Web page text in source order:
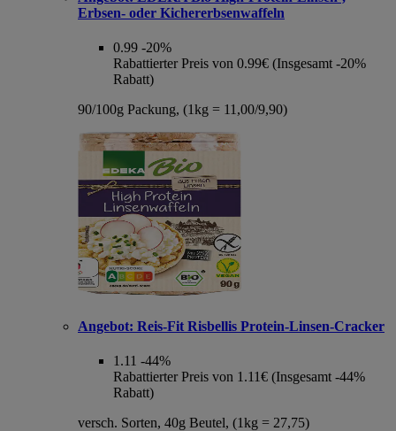
Erbsen- oder Kichererbsenwaffeln
0.99 -20%
Rabattierter Preis von 0.99€ (Insgesamt -20%
Rabatt)
90/100g Packung, (1kg = 11,00/9,90)
Angebot: Reis-Fit Risbellis Protein-Linsen-Cracker
1.11 -44%
Rabattierter Preis von 1.11€ (Insgesamt -44%
Rabatt)
versch. Sorten, 40g Beutel, (1kg = 27,75)